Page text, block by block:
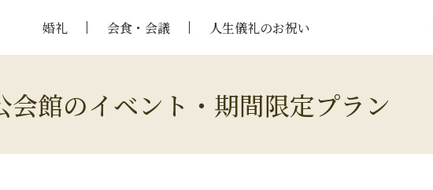
婚礼 会食・会議 人生儀礼のお祝い
会館のイベント・期間限定プラン